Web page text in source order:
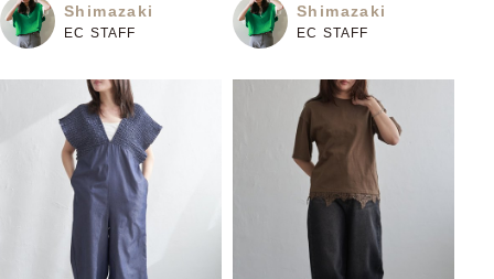
Shimazaki
EC STAFF
Shimazaki
EC STAFF